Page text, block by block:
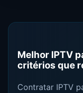
Melhor IPTV
critérios que
Contratar IPTV